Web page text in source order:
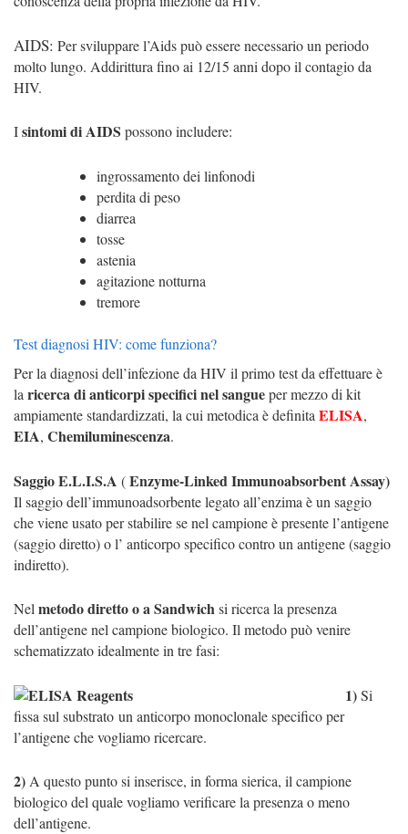
AIDS: Per sviluppare l’Aids può essere necessario un periodo
molto lungo. Addirittura fino ai 12/15 anni dopo il contagio da
HIV.
Isintomi di AIDS possono includere:
ingrossamento dei linfonodi
perdita di peso
diarrea
tosse
astenia
agitazione notturna
tremore
Test diagnosi HIV: come funziona?
Per la diagnosi dell’infezione da HIV il primo test da effettuare è
la ricerca di anticorpi specifici nel sangueper mezzo di kit
ampiamente standardizzati, la cui metodica è definita ELISA,
EIA, Chemiluminescenza.
Saggio E.L.I.S.A (Enzyme-Linked Immunoabsorbent Assay)
Il saggio dell’immunoadsorbente legato all’enzima è un saggio
che viene usato per stabilire se nel campione è presente l’antigene
(saggio diretto) o l’ anticorpo specifico contro un antigene (saggio
indiretto).
Nel metodo diretto o a Sandwichsi ricerca la presenza
dell’antigene nel campione biologico. Il metodo può venire
schematizzato idealmente in tre fasi:
1)Si
fissa sul substrato un anticorpo monoclonale specifico per
l’antigene che vogliamo ricercare.
2) A questo punto si inserisce, in forma sierica, il campione
biologico del quale vogliamo verificare la presenza o meno
dell’antigene.